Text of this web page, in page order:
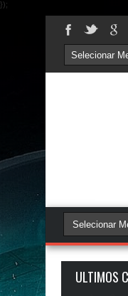
});
ULTIMOS
é NóIzZ -